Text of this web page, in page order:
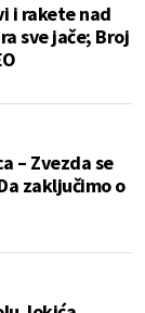
i rakete nad
sve jače; Broj
– Zvezda se
zaključimo o